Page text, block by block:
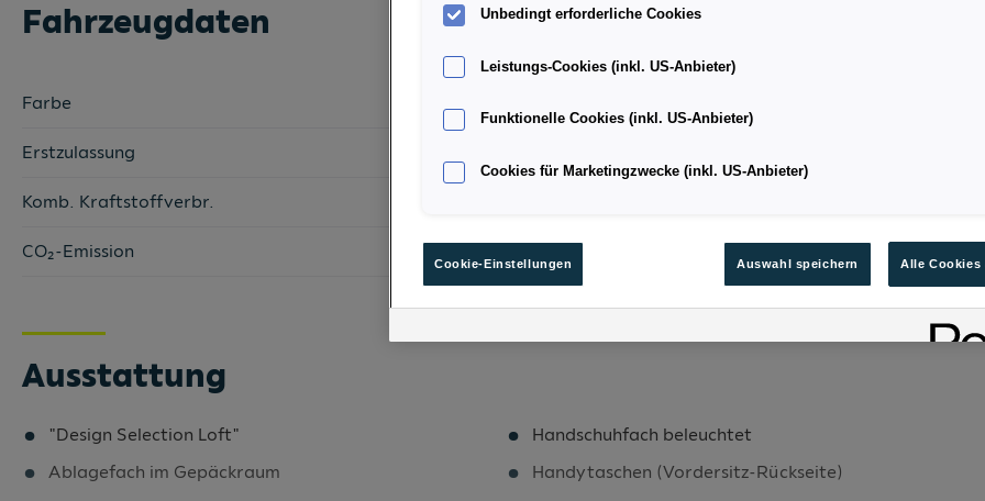
Fahrzeugdaten
Farbe
Erstzulassung
Komb. Kraftstoffverbr.
CO₂-Emission 127 Bestandsnummer
Ausstattung
"Design Selection Loft"
Ablagefach im Gepäckraum
Handschuhfach beleuchtet
Handytaschen (Vordersitz-Rückseite)
Unbedingt erforderliche Cookies
Leistungs-Cookies (inkl. US-Anbieter)
Funktionelle Cookies (inkl. US-Anbieter)
Cookies für Marketingzwecke (inkl. US-Anbieter)
Cookie-Einstellungen Auswahl speichern Alle Cookies